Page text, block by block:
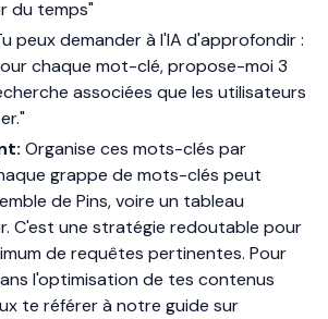
du temps"
peux demander à l'IA d'approfondir :
chaque mot-clé, propose-moi 3
associées que les utilisateurs
Organise ces mots-clés par
grappe de mots-clés peut
de Pins, voire un tableau
C'est une stratégie redoutable pour
de requêtes pertinentes. Pour
l'optimisation de tes contenus
te référer à notre guide sur